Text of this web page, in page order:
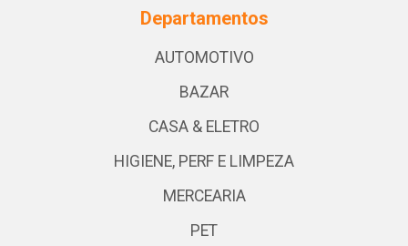
Departamentos
AUTOMOTIVO
BAZAR
CASA & ELETRO
HIGIENE, PERF E LIMPEZA
MERCEARIA
PET